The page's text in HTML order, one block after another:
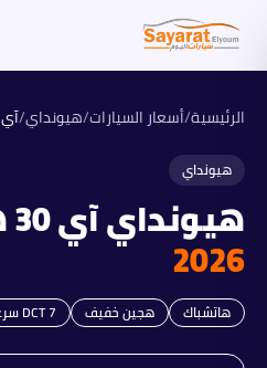
الرئيسية/أسعار السيارات/هيونداي/آي 30 هاتشباك
هيونداي
هيوندايآي 30 هاتشباك
2026
هاتشباك هجين خفيف DCT 7 سرعات